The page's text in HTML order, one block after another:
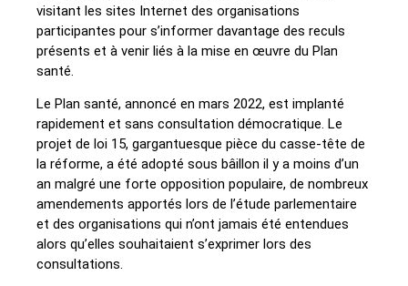
visitant les sites Internet des organisations
participantes pour s’informer davantage des reculs
présents et à venir liés à la mise en œuvre du Plan
santé.
Le Plan santé, annoncé en mars 2022, est implanté
rapidement et sans consultation démocratique. Le
projet de loi 15, gargantuesque pièce du casse-tête de
la réforme, a été adopté sous bâillon il y a moins d’un
an malgré une forte opposition populaire, de nombreux
amendements apportés lors de l’étude parlementaire
et des organisations qui n’ont jamais été entendues
alors qu’elles souhaitaient s’exprimer lors des
consultations.